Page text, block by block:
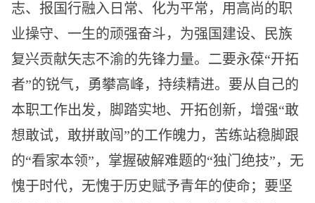
志、报国行融入日常、化为平常，用高尚的职
业操守、一生的顽强奋斗，为强国建设、民族
复兴贡献矢志不渝的先锋力量。二要永葆“开拓
者”的锐气，勇攀高峰，持续精进。要从自己的
本职工作出发，脚踏实地、开拓创新，增强“敢
想敢试，敢拼敢闯”的工作魄力，苦练站稳脚跟
的“看家本领”，掌握破解难题的“独门绝技”，无
愧于时代，无愧于历史赋予青年的使命；要坚